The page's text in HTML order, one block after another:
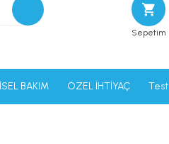
Sepetim
BAKIM ÖZEL İHTİYAÇ Test